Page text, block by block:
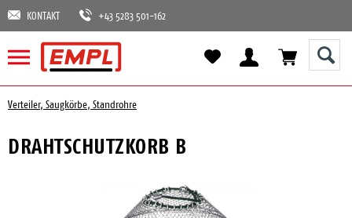
KONTAKT +43 5283 501-162
Verteiler, Saugkörbe, Standrohre
DRAHTSCHUTZKORB B